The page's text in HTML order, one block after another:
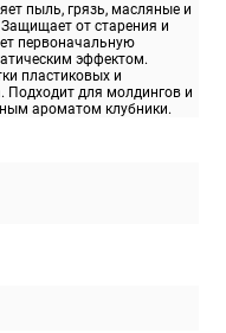
пыль, грязь, масляные и
от старения и
первоначальную
эффектом.
пластиковых и
Подходит для молдингов и
ароматом клубники.